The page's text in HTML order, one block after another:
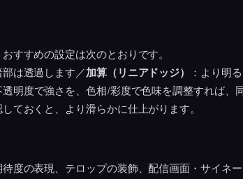
すすめの設定は次のとおりです。
は透過します／加算（リニアドッジ）
：より明
透明度で強さを、色相/彩度で色味を調整すれば、
ておくと、より滑らかに仕上がります。
度の表現、テロップの装飾、配信画面・サイネ